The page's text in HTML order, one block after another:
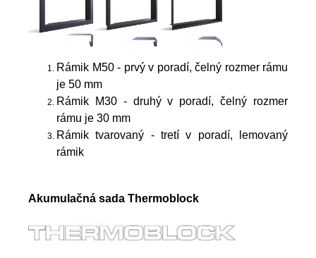
Rámik M50 - prvý v poradí, čelný rozmer rámu
je 50 mm
Rámik M30 - druhý v poradí, čelný rozmer
rámu je 30 mm
Rámik tvarovaný - tretí v poradí, lemovaný
rámik
Akumulačná sada Thermoblock